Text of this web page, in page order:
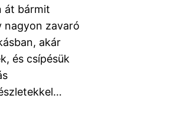
át bármit
nagyon zavaró
akár
és csípésük